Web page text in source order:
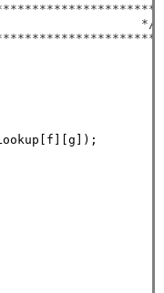
Char
*/